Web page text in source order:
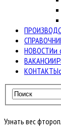
НОВОСТИи
ВАКАНСИИ
КОНТАКТЫ
Узнать вес